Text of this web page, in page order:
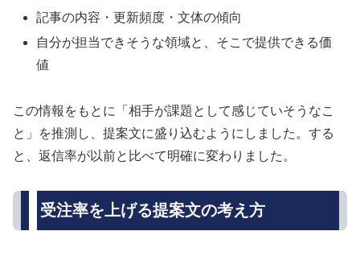
記事の内容・更新頻度・文体の傾向
自分が担当できそうな領域と、そこで提供できる価
値
この情報をもとに「相手が課題として感じていそうなこ
と」を推測し、提案文に盛り込むようにしました。する
と、返信率が以前と比べて明確に変わりました。
受注率を上げる提案文の考え方